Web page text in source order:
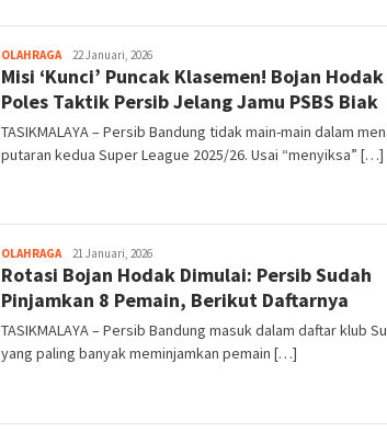
OLAHRAGA Tim
Redaksi
22 Januari, 2026
Misi ‘Kunci’ Puncak Klasemen! Bojan
Poles Taktik Persib Jelang Jamu PSBS Biak
TASIKMALAYA – Persib Bandung tidak main-main dalam
putaran kedua Super League 2025/26. Usai “menyiksa” […]
OLAHRAGATim
Redaksi
21 Januari, 2026
Rotasi Bojan Hodak Dimulai: Persib Sudah
Pinjamkan 8 Pemain, Berikut Daftarnya
TASIKMALAYA – Persib Bandung masuk dalam daftar klub
yang paling banyak meminjamkan pemain […]